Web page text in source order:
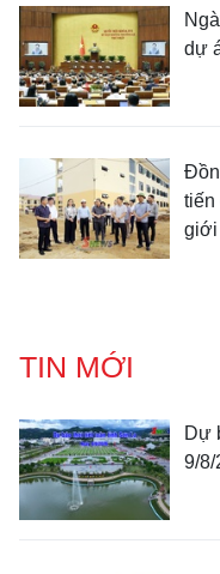
dự
tiến
giới
TIN MỚI
Dự
9/8/